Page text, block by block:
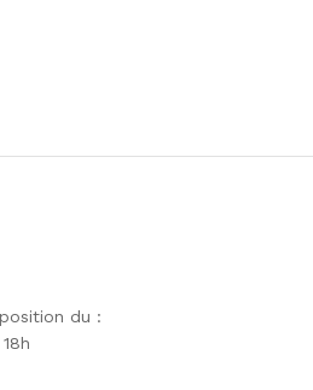
du :